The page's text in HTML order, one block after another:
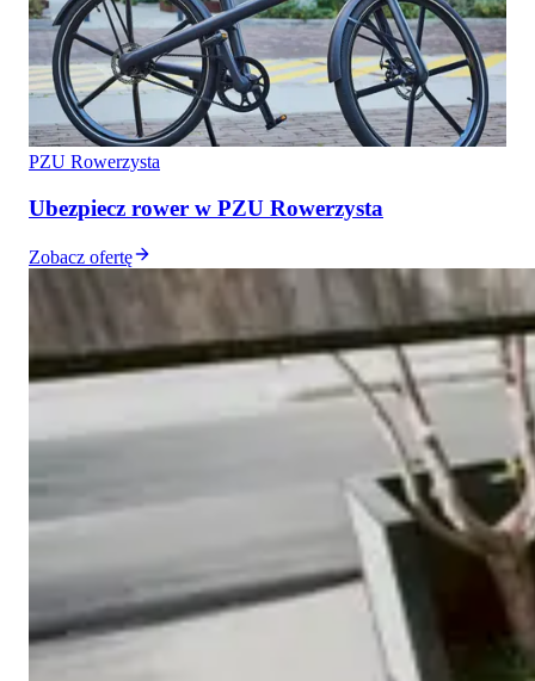
PZU Rowerzysta
Ubezpiecz rower w PZU Rowerzysta
Zobacz ofertę